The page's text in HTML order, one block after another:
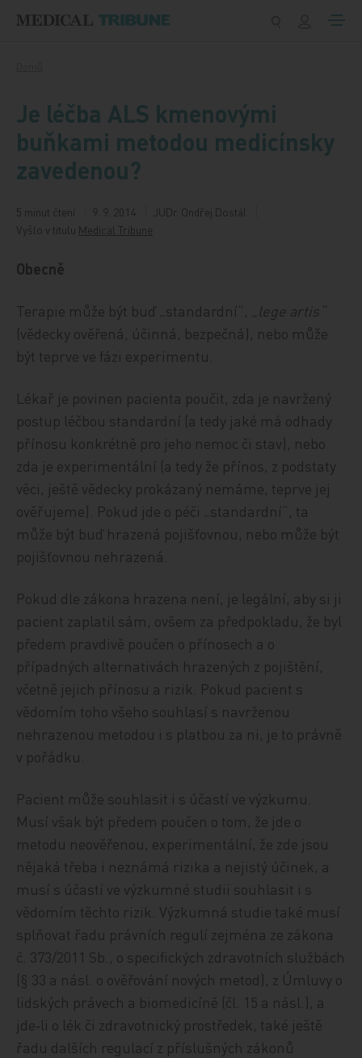
Je léčba ALS kmenovými
buňkami metodou medicínsky
zavedenou?
5 minut čtení 9. 9. 2014
JUDr. Ondřej Dostál
Vyšlo v titulu Medical Tribune
Obecně
Terapie může být buď „standardní“,
„lege artis“
(vědecky ověřená, účinná, bezpečná), nebo může
být teprve ve fázi experimentu.
Lékař je povinen pacienta poučit, zda je navržený
postup léčbou standardní (a tedy jaké má odhady
přínosu konkrétně pro jeho nemoc či stav), nebo
zda je experimentální (a tedy že přínos, z podstaty
věci, ještě vědecky prokázaný nemáme, teprve jej
ověřujeme). Pokud jde o péči „standardní“, ta
může být buď hrazená pojišťovnou, nebo může být
pojišťovnou nehrazená.
Pokud dle zákona hrazena není, je legální, aby si ji
pacient zaplatil sám, ovšem za předpokladu, že byl
předem pravdivě poučen o přínosech a o
případných alternativách hrazených z pojištění,
včetně jejich přínosu a rizik. Pokud pacient s
vědomím toho všeho souhlasí s navrženou
nehrazenou metodou i s platbou za ni, je to právně
v pořádku.
Pacient může souhlasit i s účastí ve výzkumu.
Musí však být předem poučen o tom, že jde o
metodu neověřenou, experimentální, že zde jsou
nějaká třeba i neznámá rizika a nejistý účinek, a
musí s účastí ve výzkumné studii souhlasit i s
vědomím těchto rizik. Výzkumná studie také musí
splňovat řadu právních regulí zejména ze zákona
č. 373/2011 Sb., o specifických zdravotních službách
(§ 33 a násl. o ověřování nových metod), z Úmluvy o
lidských právech a biomedicíně (čl. 15 a násl.), a
jde‑li o lék či zdravotnický prostředek, také ještě
řadu dalších regulací z příslušných zákonů